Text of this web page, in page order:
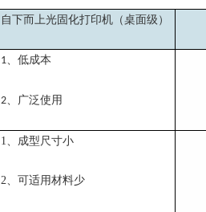
自下而上光固化打印机 （桌面级）
1 、低成本
2 、广泛使用
1、 成型尺寸小
2、 可适用材料少